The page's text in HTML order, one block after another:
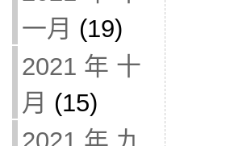
一月 (19)
2021 年 十
月 (15)